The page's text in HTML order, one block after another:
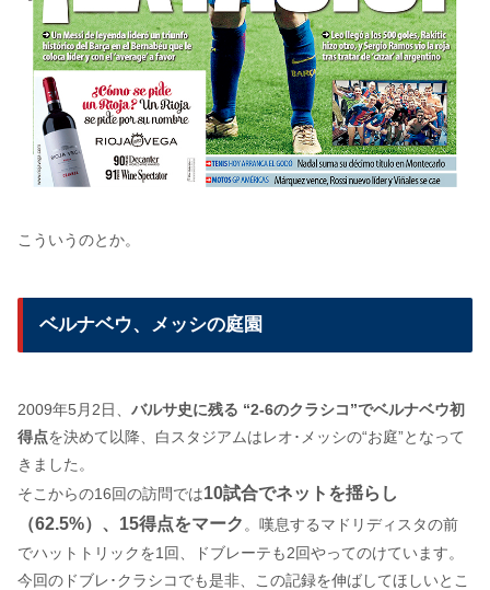
こういうのとか。
ベルナベウ、メッシの庭園
2009年5月2日、 バルサ史に残る “2-6のクラシコ”でベルナベウ初
得点を決めて以降、白スタジアムはレオ･メッシの“お庭”となって
きました。
そこからの16回の訪問では10試合でネットを揺らし
（62.5%）、15得点をマーク 。嘆息するマドリディスタの前
でハットトリックを1回、ドブレーテも2回やってのけています。
今回のドブレ･クラシコでも是非、この記録を伸ばしてほしいとこ